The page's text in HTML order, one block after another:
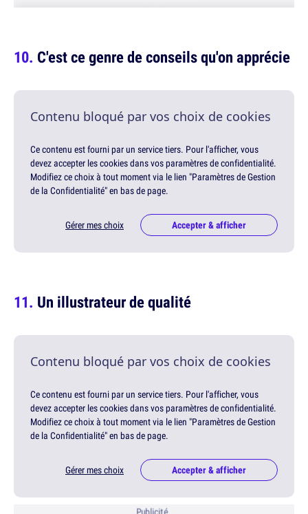
C'est ce genre de conseils qu'on apprécie
Contenu bloqué par vos choix de cookies
Ce contenu est fourni par un service tiers. Pour l'afficher, vous
devez accepter les cookies dans vos paramètres de confidentialité.
Modifiez ce choix à tout moment via le lien "Paramètres de Gestion
de la Confidentialité" en bas de page.
Gérer mes choix Accepter & afficher
Un illustrateur de qualité
Contenu bloqué par vos choix de cookies
Ce contenu est fourni par un service tiers. Pour l'afficher, vous
devez accepter les cookies dans vos paramètres de confidentialité.
Modifiez ce choix à tout moment via le lien "Paramètres de Gestion
de la Confidentialité" en bas de page.
Gérer mes choix Accepter & afficher